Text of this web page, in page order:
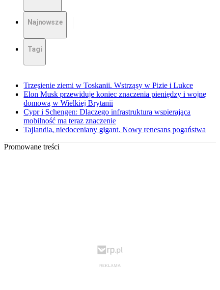
Najnowsze
Tagi
Trzęsienie ziemi w Toskanii. Wstrząsy w Pizie i Lukce
Elon Musk przewiduje koniec znaczenia pieniędzy i wojnę
domową w Wielkiej Brytanii
Cypr i Schengen: Dlaczego infrastruktura wspierająca
mobilność ma teraz znaczenie
Tajlandia, niedoceniany gigant. Nowy renesans pogaństwa
Promowane treści